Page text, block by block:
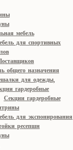
мебель
для спортивных
общего назначения
для одежды,
гардеробные
Секции гардеробные
для экспонирования
ресепшн